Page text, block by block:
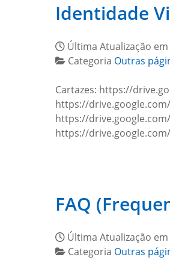
Identidade
Última Atualização em
Categoria Outras
Cartazes: https://
https://
https://drive.google.com/
https://
FAQ
Última Atualização em
Categoria Outras